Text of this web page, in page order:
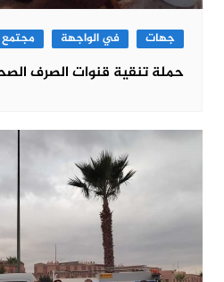
جهات في الواجهة مجتمع
حملة تنقية قنوات الصرف